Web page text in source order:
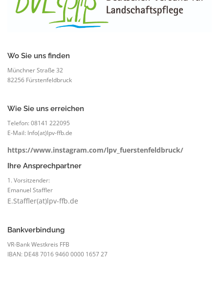
Wo Sie uns finden
Münchner Straße 32
82256 Fürstenfeldbruck
Wie Sie uns erreichen
Telefon: 08141 222095
E-Mail: Info(at)lpv-ffb.de
https://www.instagram.com/lpv_fuerstenfeldbruck/
Ihre Ansprechpartner
1. Vorsitzender:
Emanuel Staffler
E.Staffler(at)lpv-ffb.de
Bankverbindung
VR-Bank Westkreis FFB
IBAN: DE48 7016 9460 0000 1657 27